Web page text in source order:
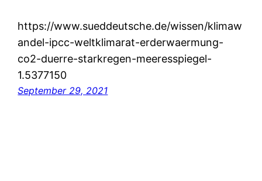
https://www.sueddeutsche.de/wissen/klimaw
andel-ipcc-weltklimarat-erderwaermung-
co2-duerre-starkregen-meeresspiegel-
1.5377150
September 29, 2021